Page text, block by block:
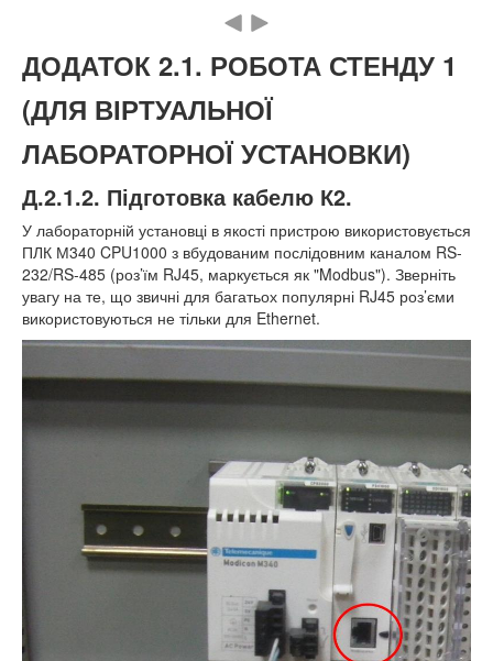
ДОДАТОК 2.1. РОБОТА СТЕНДУ 1
(ДЛЯ ВІРТУАЛЬНОЇ
ЛАБОРАТОРНОЇ УСТАНОВКИ)
Д.2.1.2. Підготовка кабелю К2.
У лабораторній установці в якості пристрою використовується
ПЛК М340 CPU1000 з вбудованим послідовним каналом RS-
232/RS-485 (роз’їм RJ45, маркується як "Modbus"). Зверніть
увагу на те, що звичні для багатьох популярні RJ45 роз’єми
використовуються не тільки для Ethernet.